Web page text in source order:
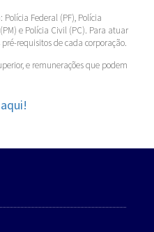
Federal (PF), Polícia
e Polícia Civil (PC). Para atuar
requisitos de cada corporação.
e remunerações que podem